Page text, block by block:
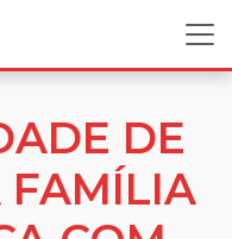
DE
FAMÍLIA